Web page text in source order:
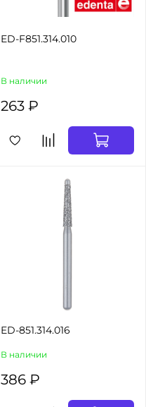
ED-F851.314.010
В наличии
263 ₽
ED-851.314.016
В наличии
386 ₽